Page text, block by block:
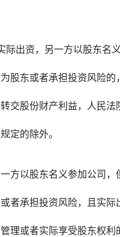
际出资，另一方以股东名义
股东或者承担投资风险的
交股份财产利益，人民法
定的除外。
方以股东名义参加公司，
者承担投资风险，且实际
理或者实际享受股东权利